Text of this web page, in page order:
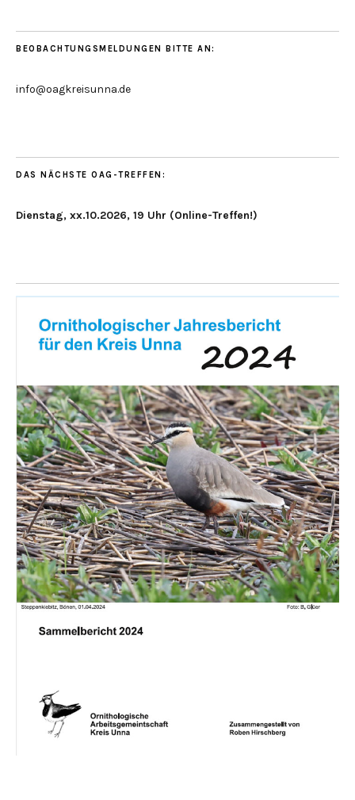
BEOBACHTUNGSMELDUNGEN BITTE AN:
info@oagkreisunna.de
DAS NÄCHSTE OAG-TREFFEN:
Dienstag, xx.10.2026, 19 Uhr (Online-Treffen!)